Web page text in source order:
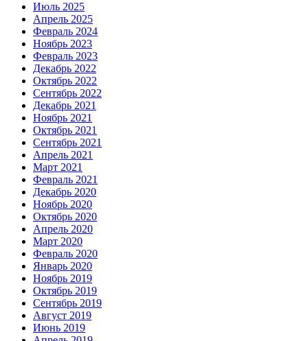
Июль 2025
Апрель 2025
Февраль 2024
Ноябрь 2023
Февраль 2023
Декабрь 2022
Октябрь 2022
Сентябрь 2022
Декабрь 2021
Ноябрь 2021
Октябрь 2021
Сентябрь 2021
Апрель 2021
Март 2021
Февраль 2021
Декабрь 2020
Ноябрь 2020
Октябрь 2020
Апрель 2020
Март 2020
Февраль 2020
Январь 2020
Ноябрь 2019
Октябрь 2019
Сентябрь 2019
Август 2019
Июнь 2019